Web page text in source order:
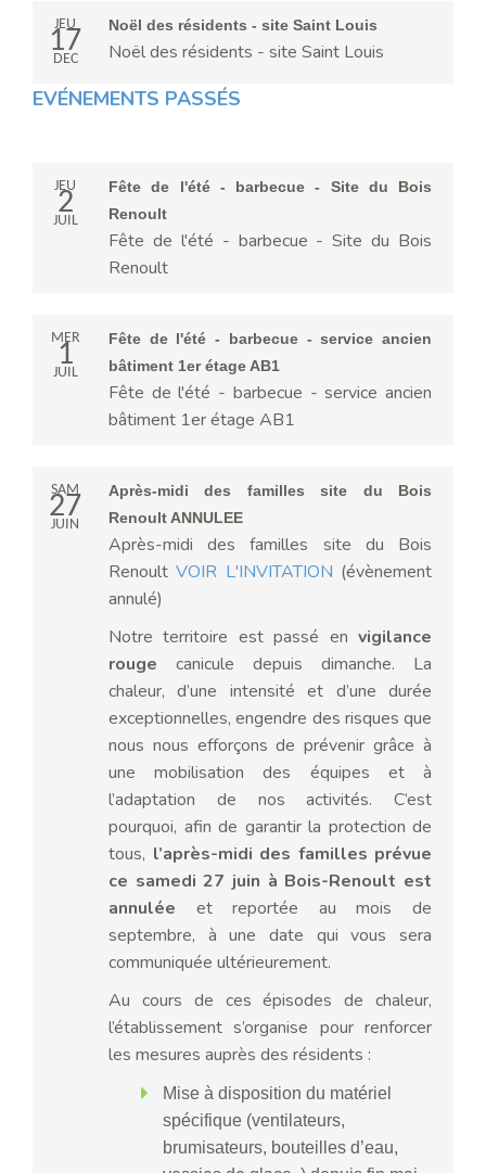
JEU
17
DEC
Noël des résidents - site Saint Louis
Noël des résidents - site Saint Louis
EVÉNEMENTS PASSÉS
JEU
2
JUIL
Fête de l'été - barbecue - Site du Bois
Renoult
Fête de l'été - barbecue - Site du Bois
Renoult
MER
1
JUIL
Fête de l'été - barbecue - service ancien
bâtiment 1er étage AB1
Fête de l'été - barbecue - service ancien
bâtiment 1er étage AB1
SAM
27
JUIN
Après-midi des familles site du Bois
Renoult ANNULEE
Après-midi des familles site du Bois
RenoultVOIR L'INVITATION (évènement
annulé)
Notre territoire est passé en vigilance
rouge canicule depuis dimanche. La
chaleur, d’une intensité et d’une durée
exceptionnelles, engendre des risques que
nous nous efforçons de prévenir grâce à
une mobilisation des équipes et à
l’adaptation de nos activités. C’est
pourquoi, afin de garantir la protection de
tous, l’après-midi des familles prévue
ce samedi 27 juin à Bois-Renoult est
annulée et reportée au mois de
septembre, à une date qui vous sera
communiquée ultérieurement.
Au cours de ces épisodes de chaleur,
l’établissement s’organise pour renforcer
les mesures auprès des résidents :
Mise à disposition du matériel
spécifique (ventilateurs,
brumisateurs, bouteilles d’eau,